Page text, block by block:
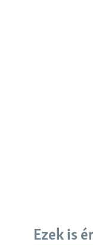
Ezek is